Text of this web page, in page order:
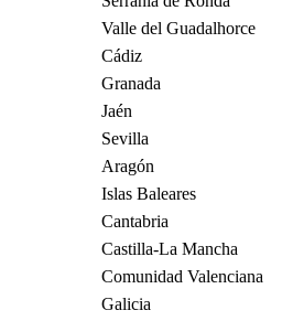
Valle del Guadalhorce
Cádiz
Granada
Jaén
Sevilla
Aragón
Islas Baleares
Cantabria
Castilla-La Mancha
Comunidad Valenciana
Galicia